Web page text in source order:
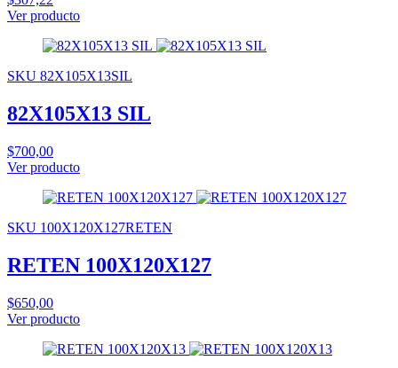
Ver producto
SKU 82X105X13SIL
82X105X13 SIL
$700,00
Ver producto
SKU 100X120X127RETEN
RETEN 100X120X127
$650,00
Ver producto